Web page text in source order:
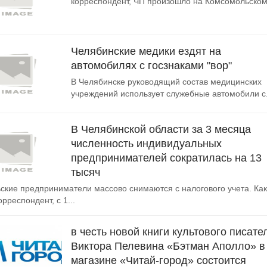
Челябинские медики ездят на
автомобилях с госзнаками "вор"
В Челябинске руководящий состав медицинских
учреждений использует служебные автомобили
В Челябинской области за 3 месяца
численность индивидуальных
предпринимателей сократилась на 13
тысяч
предприниматели массово снимаются с налогового учета. Как
с 1...
в честь новой книги культового
Виктора Пелевина «Бэтман Аполло» в
магазине «Читай-город» состоится